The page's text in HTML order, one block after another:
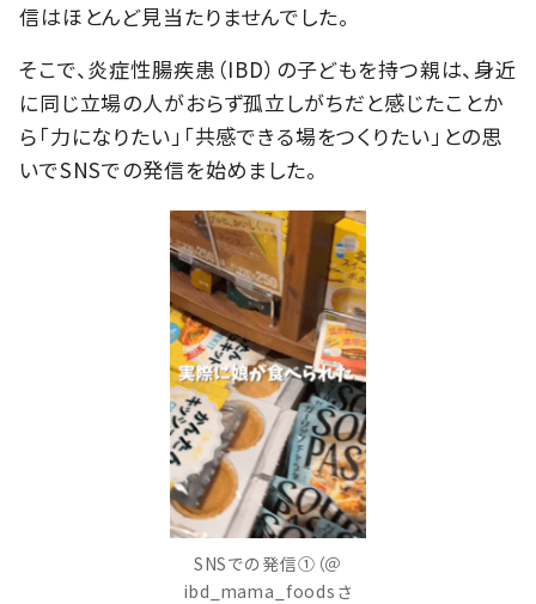
信はほとんど見当たりませんでした。
そこで、炎症性腸疾患（IBD）の子どもを持つ親は、身近
に同じ立場の人がおらず孤立しがちだと感じたことか
ら「力になりたい」「共感できる場をつくりたい」との思
いでSNSでの発信を始めました。
SNSでの発信①（＠
ibd_mama_foodsさ